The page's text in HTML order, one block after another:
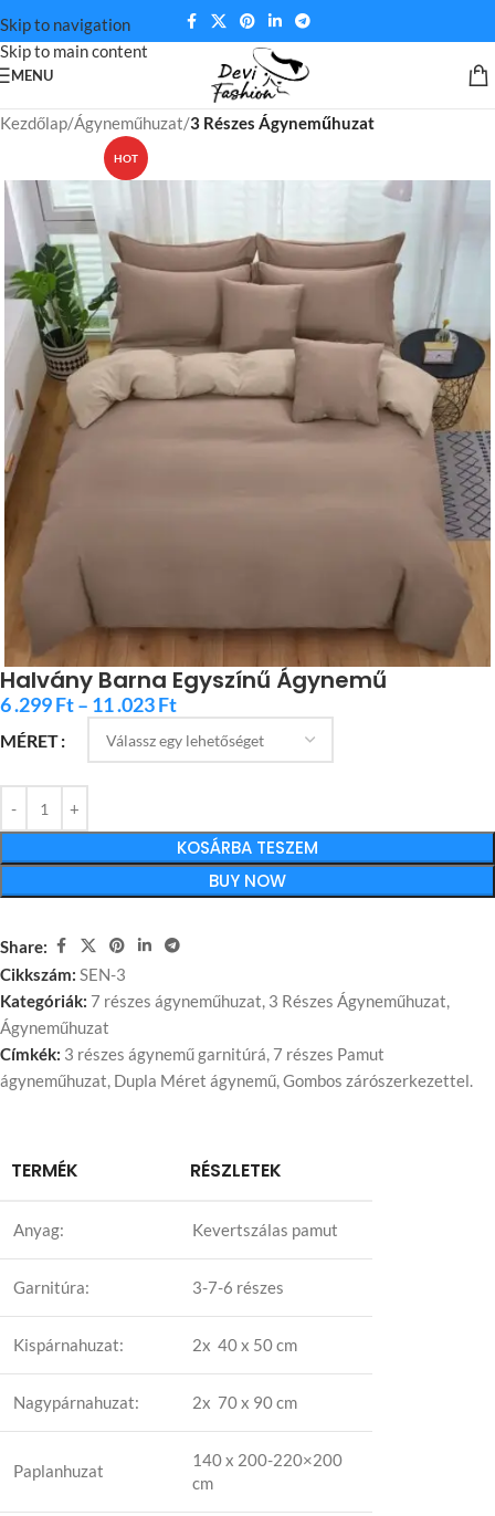
Skip to navigation
Skip to main content
MENU
Kezdőlap Ágyneműhuzat 3 Részes Ágyneműhuzat
HOT
Halvány Barna Egyszínű Ágynemű
6 .299Ft– 11 .023Ft
MÉRET
KOSÁRBA TESZEM
BUY NOW
Share:
Cikkszám: SEN-3
Kategóriák: 7 részes ágyneműhuzat, 3 Részes Ágyneműhuzat,
Ágyneműhuzat
Címkék: 3 részes ágynemű garnitúrá, 7 részes Pamut
ágyneműhuzat, Dupla Méret ágynemű,Gombos zárószerkezettel.
TERMÉK RÉSZLETEK
Anyag: Kevertszálas pamut
Garnitúra: 3-7-6 részes
Kispárnahuzat: 2x 40 x 50 cm
Nagypárnahuzat: 2x 70 x 90 cm
Paplanhuzat
140 x 200-220×200
cm